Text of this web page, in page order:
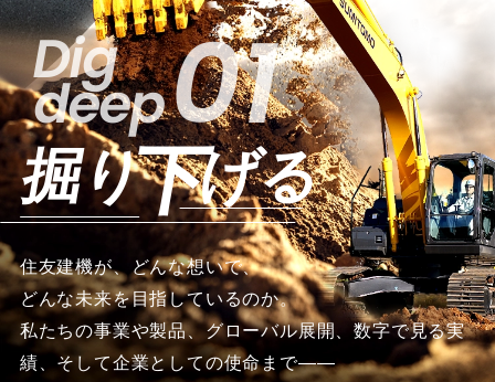
Dig
deep01
掘り下げる
住友建機が、どんな想いで、
どんな未来を目指しているのか。
私たちの事業や製品、グローバル展開、数字で見る実
績、そして企業としての使命まで――